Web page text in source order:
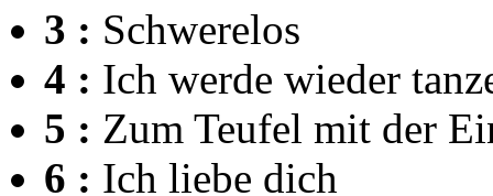
3 : Schwerelos
4 : Ich werde wieder
5 : Zum Teufel mit der
6 : Ich liebe dich